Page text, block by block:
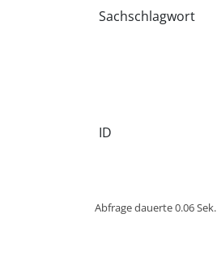
Sachschlagwort
ID
Abfrage dauerte 0.06 Sek.